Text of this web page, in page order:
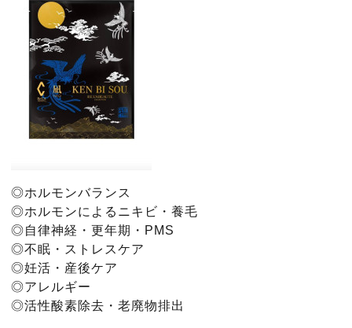
◎ホルモンバランス
◎ホルモンによるニキビ・養毛
◎自律神経・更年期・PMS
◎不眠・ストレスケア
◎妊活・産後ケア
◎アレルギー
◎活性酸素除去・老廃物排出